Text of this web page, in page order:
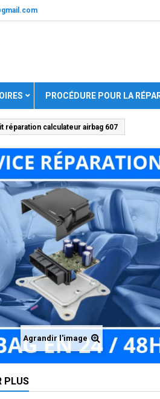
PROCÉDURE POUR LA
réparation calculateur airbag 607
Agrandir l'image
PLUS